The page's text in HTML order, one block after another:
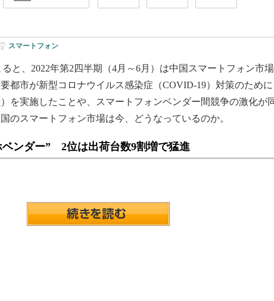
スマートフォン
と、2022年第2四半期（4月～6月）は中国スマートフォン市
都市が新型コロナウイルス感染症（COVID-19）対策のために
を実施したことや、スマートフォンベンダー間競争の激化が
のスマートフォン市場は今、どうなっているのか。
ベンダー” 2位は出荷台数9割増で猛進